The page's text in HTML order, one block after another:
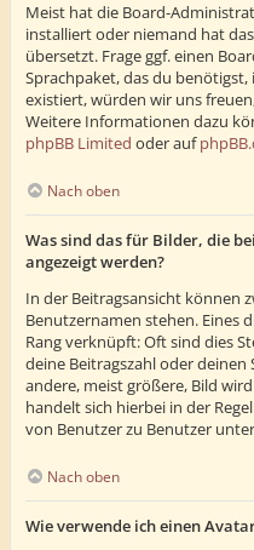
Meist hat die Board-
installiert oder niemand hat
übersetzt. Frage ggf. einen
Sprachpaket, das du
existiert, würden wir uns
Weitere Informationen dazu
phpBB Limited oder auf
Nach oben
Was sind das für Bilder, die
angezeigt werden?
In der Beitragsansicht können
Benutzernamen stehen. Eines
Rang verknüpft: Oft sind dies
deine Beitragszahl oder deinen
andere, meist größere, Bild
handelt sich hierbei in der
von Benutzer zu Benutzer
Nach oben
Wie verwende ich einen